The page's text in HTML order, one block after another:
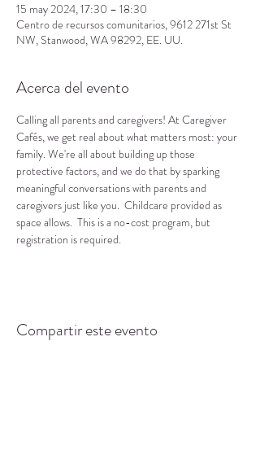
15 may 2024, 17:30 – 18:30
Centro de recursos comunitarios, 9612 271st St
NW, Stanwood, WA 98292, EE. UU.
Acerca del evento
Calling all parents and caregivers! At Caregiver
Cafés, we get real about what matters most: your
family. We're all about building up those
protective factors, and we do that by sparking
meaningful conversations with parents and
caregivers just like you.  Childcare provided as
space allows.  This is a no-cost program, but
registration is required.
Compartir este evento